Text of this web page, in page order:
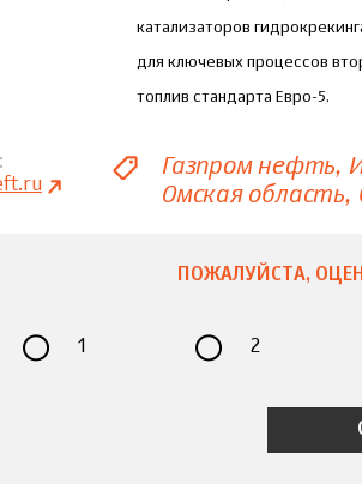
катализаторов
для ключевых процессов
топлив стандарта Евро-5.
Газпром нефть
Омская область
ПОЖАЛУЙСТА,
1 2